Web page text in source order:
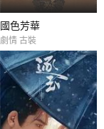
國色芳華
劇情 古裝